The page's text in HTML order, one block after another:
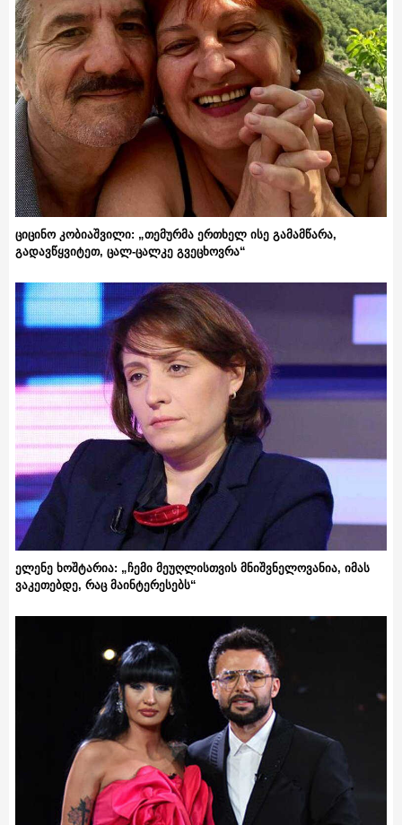
ციცინო კობიაშვილი: „თემურმა ერთხელ ისე გამამწარა,
გადავწყვიტეთ, ცალ-ცალკე გვეცხოვრა“
ელენე ხოშტარია: „ჩემი მეუღლისთვის მნიშვნელოვანია, იმას
ვაკეთებდე, რაც მაინტერესებს“